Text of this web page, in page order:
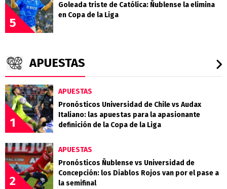
5
Goleada triste de Católica: Ñublense la elimina
en Copa de la Liga
APUESTAS
1
APUESTAS
Pronósticos Universidad de Chile vs Audax
Italiano: las apuestas para la apasionante
definición de la Copa de la Liga
2
APUESTAS
Pronósticos Ñublense vs Universidad de
Concepción: los Diablos Rojos van por el pase a
la semifinal